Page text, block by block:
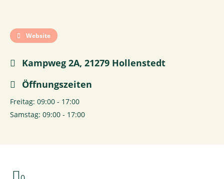
Website
Kampweg 2A, 21279 Hollenstedt
Öffnungszeiten
Freitag: 09:00 - 17:00
Samstag: 09:00 - 17:00